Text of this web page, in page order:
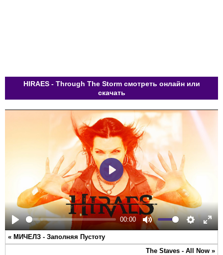
HIRAES - Through The Storm смотреть онлайн или
скачать
Play
00:00
Mute Settings
Play
« МИЧЕЛЗ - Заполняя Пустоту
The Staves - All Now »